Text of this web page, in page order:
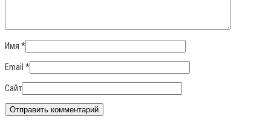
Имя *
Email *
Сайт